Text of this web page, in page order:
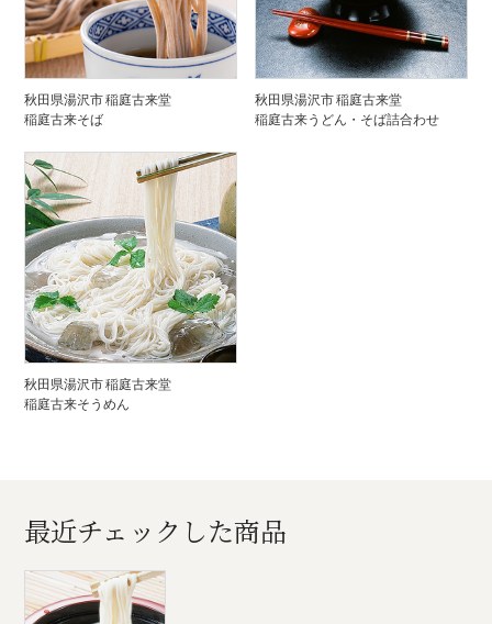
秋田県湯沢市 稲庭古来堂
稲庭古来そば
秋田県湯沢市 稲庭古来堂
稲庭古来うどん・そば詰合わせ
秋田県湯沢市 稲庭古来堂
稲庭古来そうめん
最近チェックした商品